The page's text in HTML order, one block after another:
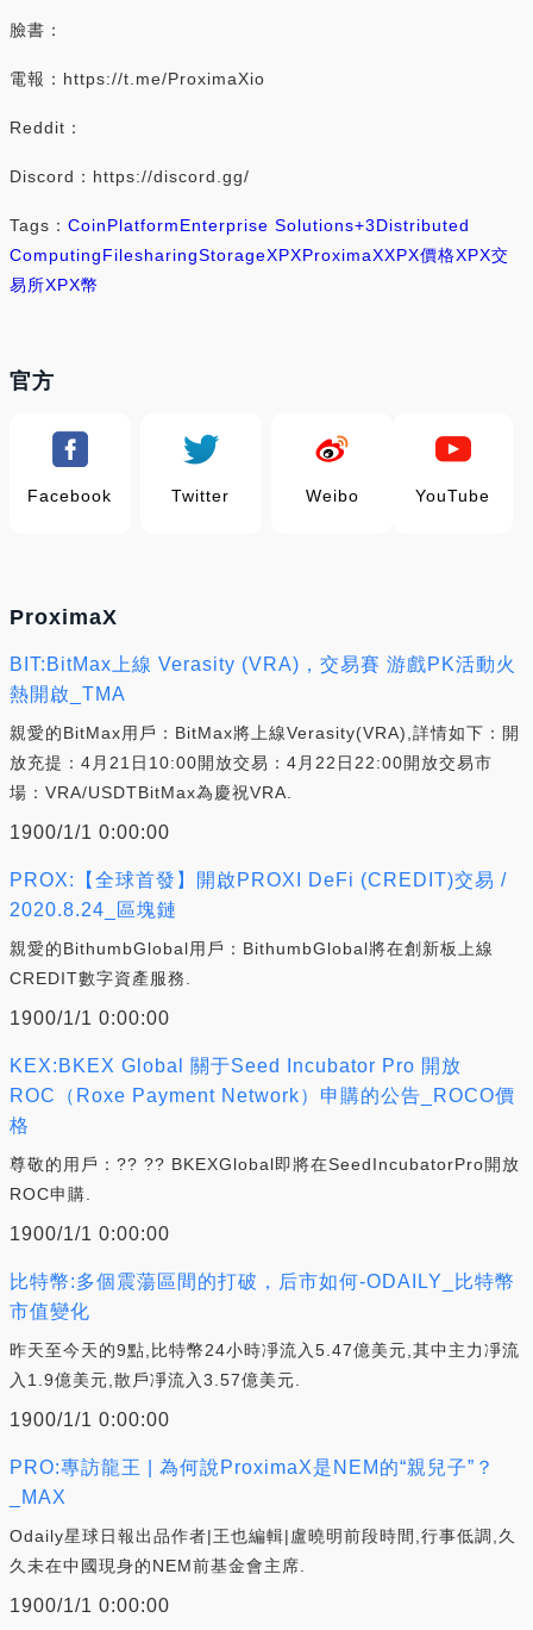
臉書：
電報：https://t.me/ProximaXio
Reddit：
Discord：https://discord.gg/
Tags： CoinPlatformEnterprise Solutions+3Distributed
ComputingFilesharingStorageXPXProximaXXPX價格XPX交
易所XPX幣
官方
Facebook Twitter Weibo YouTube
ProximaX
BIT:BitMax上線 Verasity (VRA)，交易賽 游戲PK活動火
熱開啟_TMA
親愛的BitMax用戶：BitMax將上線Verasity(VRA),詳情如下：開
放充提：4月21日10:00開放交易：4月22日22:00開放交易市
場：VRA/USDTBitMax為慶祝VRA.
1900/1/1 0:00:00
PROX:【全球首發】開啟PROXI DeFi (CREDIT)交易 /
2020.8.24_區塊鏈
親愛的BithumbGlobal用戶：BithumbGlobal將在創新板上線
CREDIT數字資產服務.
1900/1/1 0:00:00
KEX:BKEX Global 關于Seed Incubator Pro 開放
ROC（Roxe Payment Network）申購的公告_ROCO價
格
尊敬的用戶：?? ?? BKEXGlobal即將在SeedIncubatorPro開放
ROC申購.
1900/1/1 0:00:00
比特幣:多個震蕩區間的打破，后市如何-ODAILY_比特幣
市值變化
昨天至今天的9點,比特幣24小時凈流入5.47億美元,其中主力凈流
入1.9億美元,散戶凈流入3.57億美元.
1900/1/1 0:00:00
PRO:專訪龍王 | 為何說ProximaX是NEM的“親兒子”？
_MAX
Odaily星球日報出品作者|王也編輯|盧曉明前段時間,行事低調,久
久未在中國現身的NEM前基金會主席.
1900/1/1 0:00:00